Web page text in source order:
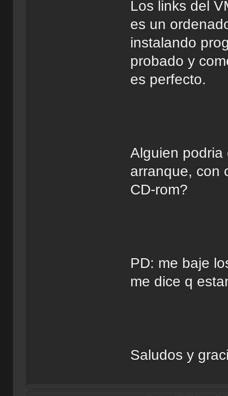
Los links del
es un
instalando
probado y
es perfecto.
Alguien podria
arranque, con
CD-rom?
PD: me baje
me dice q
Saludos y